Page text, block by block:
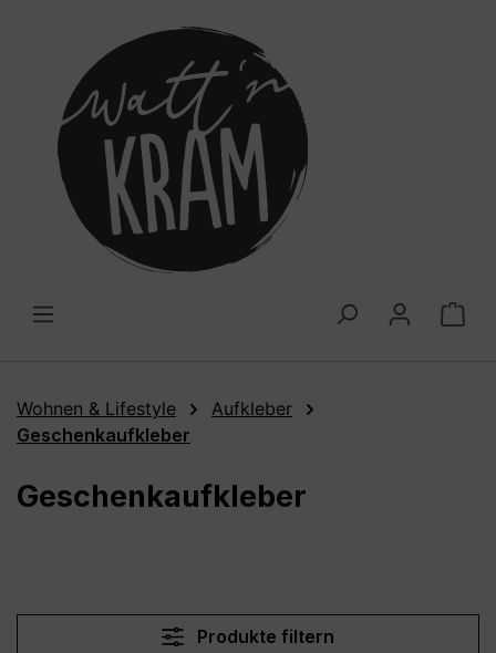
Wohnen & Lifestyle
Aufkleber
Geschenkaufkleber
Geschenkaufkleber
Produkte filtern